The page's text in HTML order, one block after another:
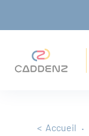
menu
contenu
pied
EN
TEXTE
Fil d'Ariane
Accueil